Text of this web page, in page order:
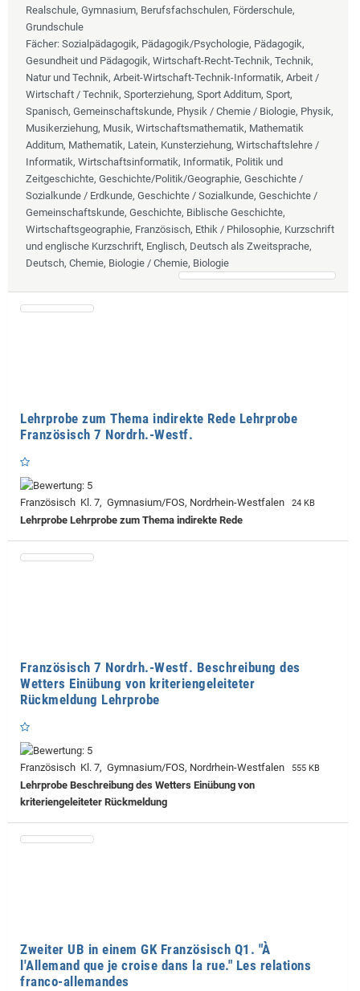
Realschule, Gymnasium, Berufsfachschulen, Förderschule,
Grundschule
Fächer: Sozialpädagogik, Pädagogik/Psychologie, Pädagogik,
Gesundheit und Pädagogik, Wirtschaft-Recht-Technik, Technik,
Natur und Technik, Arbeit-Wirtschaft-Technik-Informatik, Arbeit /
Wirtschaft / Technik, Sporterziehung, Sport Additum, Sport,
Spanisch, Gemeinschaftskunde, Physik / Chemie / Biologie, Physik,
Musikerziehung, Musik, Wirtschaftsmathematik, Mathematik
Additum, Mathematik, Latein, Kunsterziehung, Wirtschaftslehre /
Informatik, Wirtschaftsinformatik, Informatik, Politik und
Zeitgeschichte, Geschichte/Politik/Geographie, Geschichte /
Sozialkunde / Erdkunde, Geschichte / Sozialkunde, Geschichte /
Gemeinschaftskunde, Geschichte, Biblische Geschichte,
Wirtschaftsgeographie, Französisch, Ethik / Philosophie, Kurzschrift
und englische Kurzschrift, Englisch, Deutsch als Zweitsprache,
Deutsch, Chemie, Biologie / Chemie, Biologie
Lehrprobe zum Thema indirekte Rede Lehrprobe
Französisch 7 Nordrh.-Westf.
Französisch Kl. 7, Gymnasium/FOS, Nordrhein-Westfalen 24 KB
Lehrprobe Lehrprobe zum Thema indirekte Rede
Französisch 7 Nordrh.-Westf. Beschreibung des
Wetters Einübung von kriteriengeleiteter
Rückmeldung Lehrprobe
Französisch Kl. 7, Gymnasium/FOS, Nordrhein-Westfalen 555 KB
Lehrprobe Beschreibung des Wetters Einübung von
kriteriengeleiteter Rückmeldung
Zweiter UB in einem GK Französisch Q1. "À
l'Allemand que je croise dans la rue." Les relations
franco-allemandes